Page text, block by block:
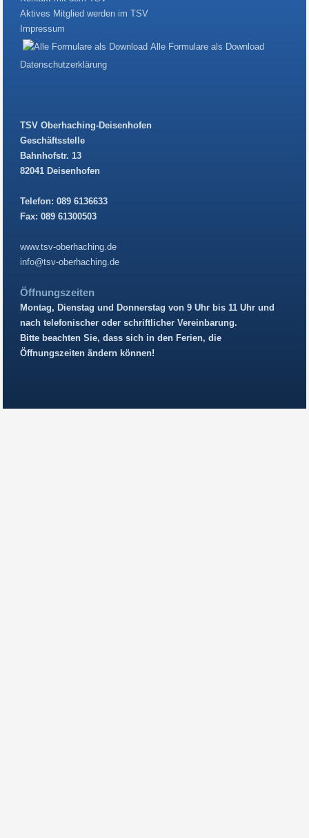
Aktives Mitglied werden im TSV
Impressum
Alle Formulare als Download
Datenschutzerklärung
TSV Oberhaching-Deisenhofen
Geschäftsstelle
Bahnhofstr. 13
82041 Deisenhofen
Telefon: 089 6136633
Fax: 089 61300503
www.tsv-oberhaching.de
info@tsv-oberhaching.de
Öffnungszeiten
Montag, Dienstag und Donnerstag von 9 Uhr bis 11 Uhr und
nach telefonischer oder schriftlicher Vereinbarung.
Bitte beachten Sie, dass sich in den Ferien, die
Öffnungszeiten ändern können!